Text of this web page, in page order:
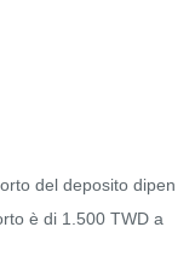
del deposito dipen
è di 1.500 TWD a